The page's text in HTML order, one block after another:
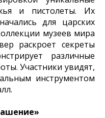
и пистолеты. Их
для царских
музеев мира
раскроет секреты
различные
Участники увидят,
инструментом